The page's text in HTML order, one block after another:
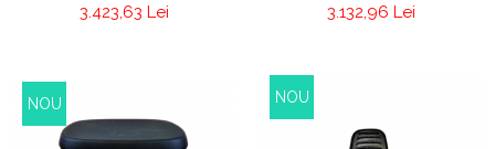
3.423,63 Lei
3.132,96 Lei
NOU NOU